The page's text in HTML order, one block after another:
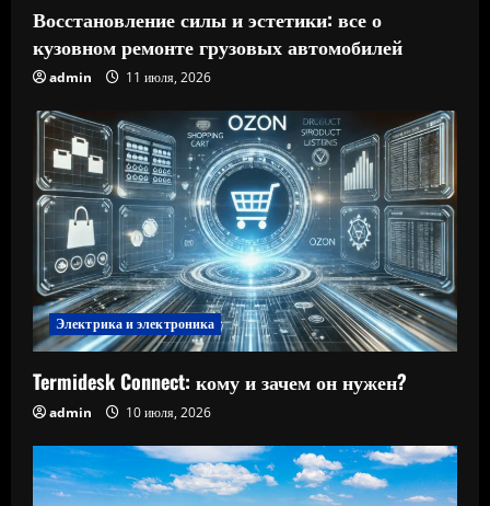
Восстановление силы и эстетики: все о
кузовном ремонте грузовых автомобилей
admin 11 июля, 2026
Электрика и электроника
Termidesk Connect: кому и зачем он нужен?
admin 10 июля, 2026